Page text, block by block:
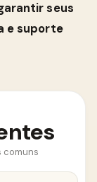
seus
e suporte
comuns